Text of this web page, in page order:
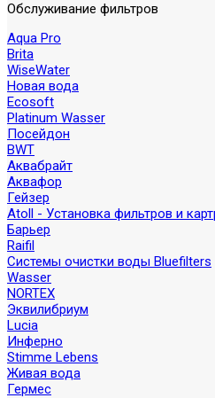
Обслуживание фильтров
Aqua Pro
Brita
WiseWater
Новая вода
Ecosoft
Platinum Wasser
Посейдон
BWT
Аквабрайт
Аквафор
Гейзер
Atoll - Установка фильтров и
Барьер
Raifil
Системы очистки воды Bluefilters
Wasser
NORTEX
Эквилибриум
Lucia
Инферно
Stimme Lebens
Живая вода
Гермес